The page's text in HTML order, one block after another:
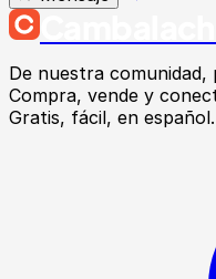
De nuestra comunidad,
Compra, vende y
Gratis, fácil, en español.